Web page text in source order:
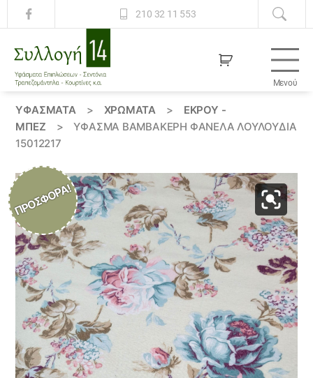
210 32 11 553
14
Μενού
ΥΦΆΣΜΑΤΑ > ΧΡΏΜΑΤΑ >
ΕΚΡΟΥ -
ΜΠΕΖ
>
ΎΦΑΣΜΑ ΒΑΜΒΑΚΕΡΉ ΦΑΝΈΛΑ ΛΟΥΛΟΎΔΙΑ
15012217
ΠΡΟΣΦΟΡΆ!